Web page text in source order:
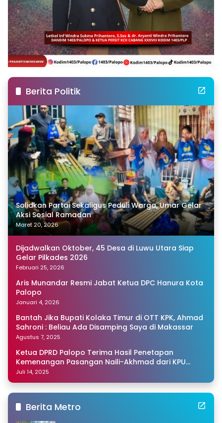
Berita Politik
Solidkan Partai Sekaligus Peduli Warga, Umar Gelar
Aksi Sosial Ramadan
Maret 20, 2026
Dijadwalkan Oktober, 45 Desa di Luwu Utara Siap
Gelar Pilkades 2026
Februari 25, 2026
Aris Munandar Resmi Jabat Ketua DPC Hanura Kota
Palopo
Januari 4, 2026
Bantah Jika Bupati Kolaka Timur di OTT KPK, Ahmad
Sahroni : Beliau Ada Disamping Saya di Makassar
Agustus 7, 2025
Ketua DPRD Palopo Terima Hasil Penetapan
Kemenangan Pasangan Naili-Akhmad dari KPU
Sulsel
Juli 14, 2025
Berita Metro